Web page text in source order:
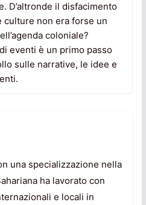
D’altronde il disfacimento
non era forse un
coloniale?
eventi è un primo passo
sulle narrative, le idee e
una specializzazione nella
ha lavorato con
e locali in